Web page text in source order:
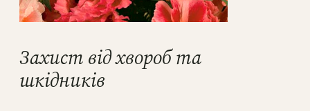
Захист від хвороб та
шкідників